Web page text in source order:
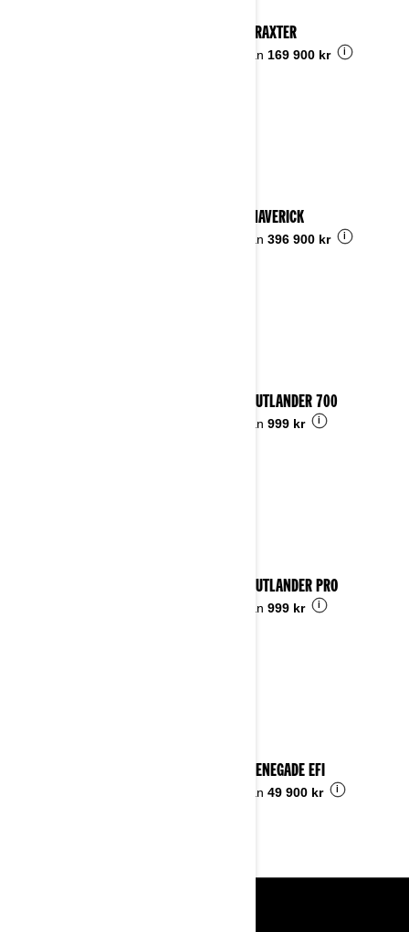
2023 TRAXTER
Pris från 169 900 kr i
2023 MAVERICK
Pris från 396 900 kr i
2023 OUTLANDER 700
Pris från 999 kr i
2023 OUTLANDER PRO
Pris från 999 kr i
2023 RENEGADE EFI
Pris från 49 900 kr i